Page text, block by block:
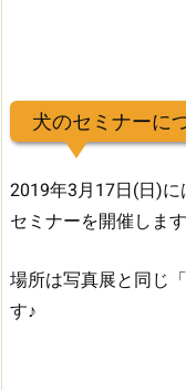
犬のセミナーに
2019年3月17日(日)に
セミナーを開催します
場所は写真展と同じ
す♪